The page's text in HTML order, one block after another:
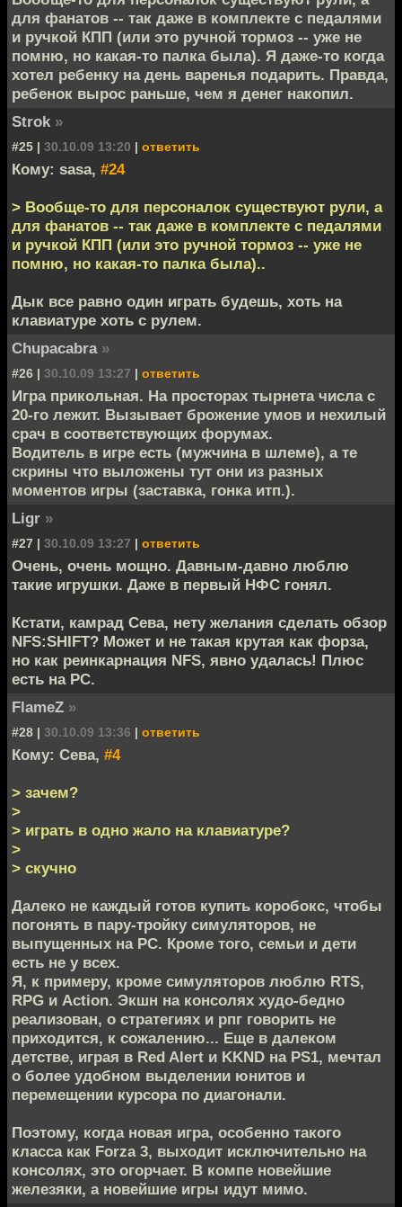
для фанатов -- так даже в комплекте с педалями
и ручкой КПП (или это ручной тормоз -- уже не
помню, но какая-то палка была). Я даже-то когда
хотел ребенку на день варенья подарить. Правда,
ребенок вырос раньше, чем я денег накопил.
Strok »
#25 | 30.10.09 13:20 | ответить
Кому: sasa, #24
> Вообще-то для персоналок существуют рули, а
для фанатов -- так даже в комплекте с педалями
и ручкой КПП (или это ручной тормоз -- уже не
помню, но какая-то палка была)..
Дык все равно один играть будешь, хоть на
клавиатуре хоть с рулем.
Chupacabra »
#26 | 30.10.09 13:27 | ответить
Игра прикольная. На просторах тырнета числа с
20-го лежит. Вызывает брожение умов и нехилый
срач в соответствующих форумах.
Водитель в игре есть (мужчина в шлеме), а те
скрины что выложены тут они из разных
моментов игры (заставка, гонка итп.).
Ligr »
#27 | 30.10.09 13:27 | ответить
Очень, очень мощно. Давным-давно люблю
такие игрушки. Даже в первый НФС гонял.
Кстати, камрад Сева, нету желания сделать обзор
NFS:SHIFT? Может и не такая крутая как форза,
но как реинкарнация NFS, явно удалась! Плюс
есть на РС.
FlameZ »
#28 | 30.10.09 13:36 | ответить
Кому: Сева, #4
> зачем?
>
> играть в одно жало на клавиатуре?
>
> скучно
Далеко не каждый готов купить коробокс, чтобы
погонять в пару-тройку симуляторов, не
выпущенных на PC. Кроме того, семьи и дети
есть не у всех.
Я, к примеру, кроме симуляторов люблю RTS,
RPG и Action. Экшн на консолях худо-бедно
реализован, о стратегиях и рпг говорить не
приходится, к сожалению... Еще в далеком
детстве, играя в Red Alert и KKND на PS1, мечтал
о более удобном выделении юнитов и
перемещении курсора по диагонали.
Поэтому, когда новая игра, особенно такого
класса как Forza 3, выходит исключительно на
консолях, это огорчает. В компе новейшие
железяки, а новейшие игры идут мимо.